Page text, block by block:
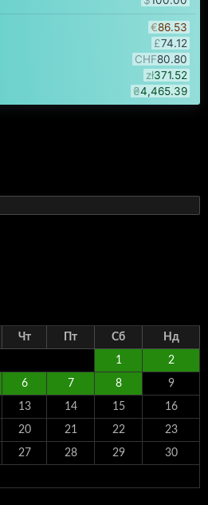
Чт Пт Сб Нд
1 2
6 7 8 9
13 14 15 16
20 21 22 23
27 28 29 30